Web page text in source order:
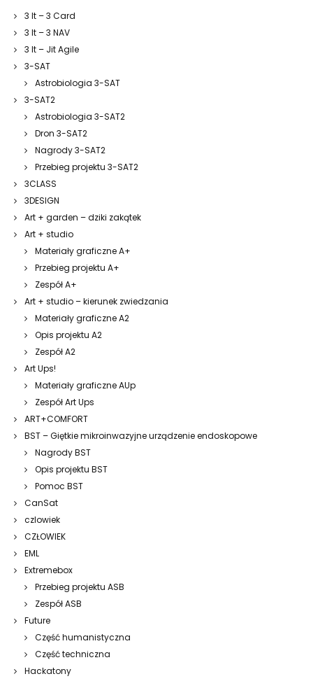
3 It – 3 Card
3 It – 3 NAV
3 It – Jit Agile
3-SAT
Astrobiologia 3-SAT
3-SAT2
Astrobiologia 3-SAT2
Dron 3-SAT2
Nagrody 3-SAT2
Przebieg projektu 3-SAT2
3CLASS
3DESIGN
Art + garden – dziki zakątek
Art + studio
Materiały graficzne A+
Przebieg projektu A+
Zespół A+
Art + studio – kierunek zwiedzania
Materiały graficzne A2
Opis projektu A2
Zespół A2
Art Ups!
Materiały graficzne AUp
Zespół Art Ups
ART+COMFORT
BST – Giętkie mikroinwazyjne urządzenie endoskopowe
Nagrody BST
Opis projektu BST
Pomoc BST
CanSat
czlowiek
CZŁOWIEK
EML
Extremebox
Przebieg projektu ASB
Zespół ASB
Future
Część humanistyczna
Część techniczna
Hackatony